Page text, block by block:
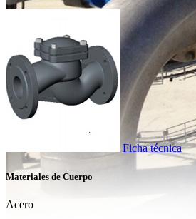
Ficha técnica
Materiales de Cuerpo
Acero